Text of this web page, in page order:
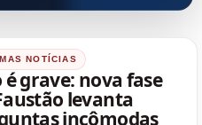
NOTÍCIAS
é grave: nova fase
levanta
incômodas